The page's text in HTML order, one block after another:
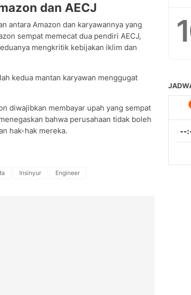
dan AECJ
antara Amazon dan karyawannya yang
sempat memecat dua pendiri AECJ,
mengkritik kebijakan iklim dan
kedua mantan karyawan menggugat
diwajibkan membayar upah yang sempat
bahwa perusahaan tidak boleh
hak-hak mereka.
Insinyur Engineer